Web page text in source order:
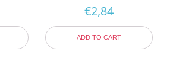
€2,84
ADD TO CART